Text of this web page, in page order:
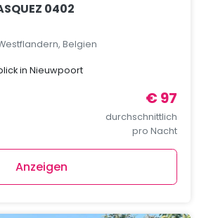
0402
Belgien
in Nieuwpoort
€ 97
durchschnittlich
pro Nacht
Anzeigen